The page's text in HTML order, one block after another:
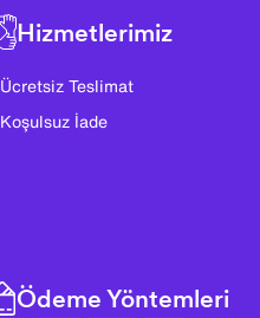
Hizmetlerimiz
Ücretsiz Teslimat
Koşulsuz İade
Ödeme Yöntemleri